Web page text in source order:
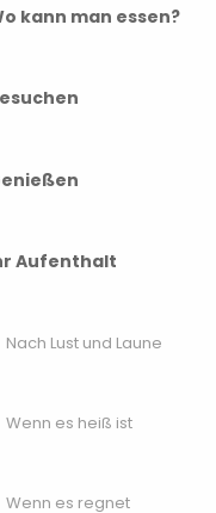
kann man essen?
Aufenthalt
Nach Lust und Laune
Wenn es heiß ist
Wenn es regnetin Ihrer